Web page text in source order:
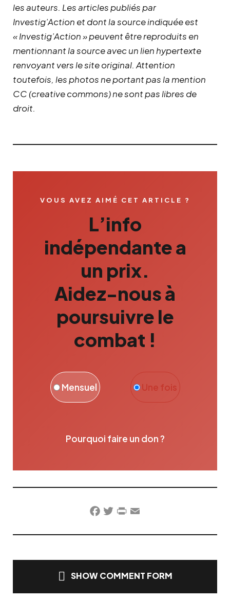
les auteurs. Les articles publiés par
Investig’Action et dont la source indiquée est
« Investig’Action » peuvent être reproduits en
mentionnant la source avec un lien hypertexte
renvoyant vers le site original. Attention
toutefois, les photos ne portant pas la mention
CC (creative commons) ne sont pas libres de
droit.
VOUS AVEZ AIMÉ CET ARTICLE ?
L’info
indépendante a
un prix.
Aidez-nous à
poursuivre le
combat !
Une fois
Mensuel
Pourquoi faire un don ?
Facebook
TwitterPrintFriendly
Email
SHOW COMMENT FORM